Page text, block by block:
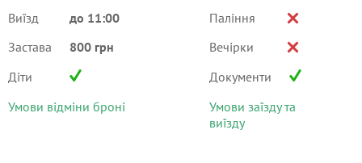
Виїзд
до 11:00
Застава
800 грн
Діти
Умови відміни броні
Паління
Вечірки
Документи
Умови заїзду та
виїзду